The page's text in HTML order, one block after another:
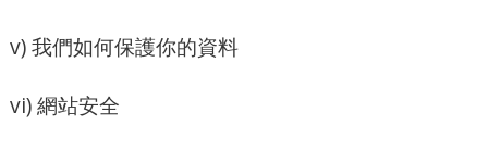
v) 我們如何保護你的資料
vi) 網站安全